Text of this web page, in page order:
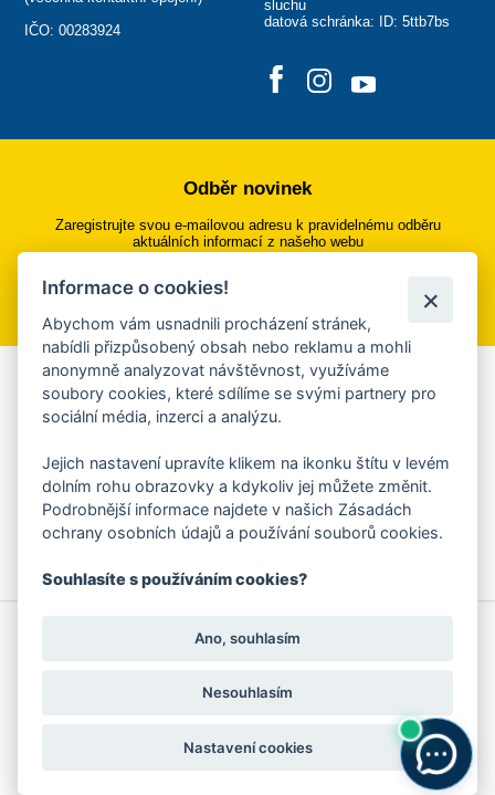
IČO: 00283924
sluchu
datová schránka: ID: 5ttb7bs
Odběr novinek
Zaregistrujte svou e-mailovou adresu k pravidelnému odběru
aktuálních informací z našeho webu
Přihlásit se k odběru
Aplikace Mobilní rozhlas
Chcete dostávat do svého mobilu či mailu upozornění na
ankety, pozvánky na kulturní a sportovní akce?
Více informací o aplikaci
Ochrana osobních údajů
Informace o cookies!
Abychom vám usnadnili procházení stránek,
nabídli přizpůsobený obsah nebo reklamu a mohli
anonymně analyzovat návštěvnost, využíváme
soubory cookies, které sdílíme se svými partnery pro
sociální média, inzerci a analýzu.
Jejich nastavení upravíte klikem na ikonku štítu v levém
dolním rohu obrazovky a kdykoliv jej můžete změnit.
Podrobnější informace najdete v našich Zásadách
ochrany osobních údajů a používání souborů cookies.
Souhlasíte s používáním cookies?
Ano, souhlasím
Nesouhlasím
Nastavení cookies